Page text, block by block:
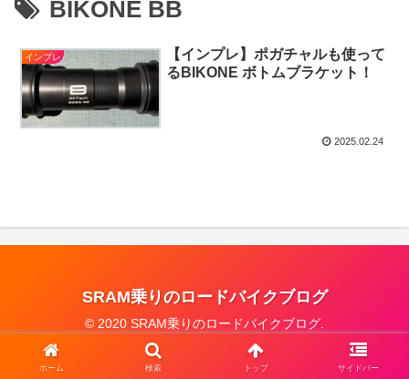
BIKONE BB
インプレ
【インプレ】ポガチャルも使って
るBIKONE ボトムブラケット！
2025.02.24
SRAM乗りのロードバイクブログ
© 2020 SRAM乗りのロードバイクブログ.
ホーム 検索 トップ サイドバー